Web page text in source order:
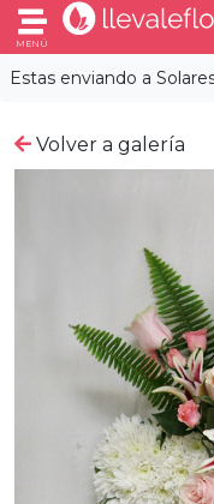
Estas enviando a
MENÚ
Volver a galería